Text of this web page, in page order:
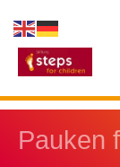
Inhalt
springen
Pauken